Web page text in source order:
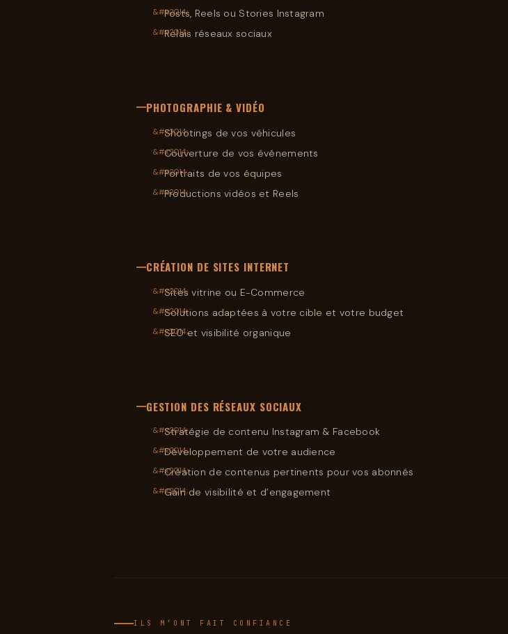
Posts, Reels ou Stories Instagram
Relais réseaux sociaux
PHOTOGRAPHIE & VIDÉO
Shootings de vos véhicules
Couverture de vos événements
Portraits de vos équipes
Productions vidéos et Reels
CRÉATION DE SITES INTERNET
Sites vitrine ou E-Commerce
Solutions adaptées à votre cible et votre budget
SEO et visibilité organique
GESTION DES RÉSEAUX SOCIAUX
Stratégie de contenu Instagram & Facebook
Développement de votre audience
Création de contenus pertinents pour vos abonnés
Gain de visibilité et d’engagement
ILS M’ONT FAIT CONFIANCE